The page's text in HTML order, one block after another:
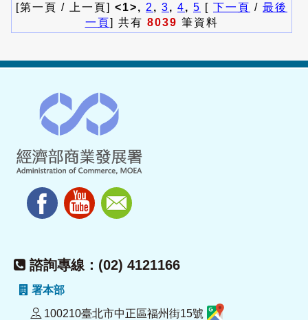
[第一頁 / 上一頁] <1>, 2 , 3, 4, 5 [ 下一頁 / 最後
一頁] 共有 8039 筆資料
諮詢專線：(02) 4121166
署本部
100210臺北市中正區福州街15號